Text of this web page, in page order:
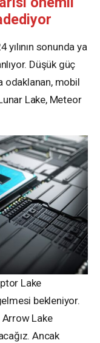
sonunda ya
Düşük güç
odaklanan, mobil
Lake, Meteor
Lake
bekleniyor.
Arrow Lake
Ancak